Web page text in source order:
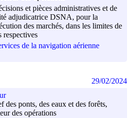
et pièces administratives et de
adjudicatrice DSNA, pour la
des marchés, dans les limites de
respectives
de la navigation aérienne
des ponts, des eaux et des forêts,
des opérations
29/02/2024